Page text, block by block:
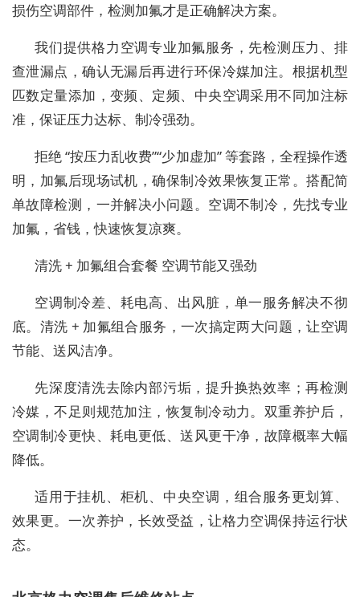
损伤空调部件，检测加氟才是正确解决方案。
我们提供格力空调专业加氟服务，先检测压力、排
查泄漏点，确认无漏后再进行环保冷媒加注。根据机型
匹数定量添加，变频、定频、中央空调采用不同加注标
准，保证压力达标、制冷强劲。
拒绝 “按压力乱收费”“少加虚加” 等套路，全程操作透
明，加氟后现场试机，确保制冷效果恢复正常。搭配简
单故障检测，一并解决小问题。空调不制冷，先找专业
加氟，省钱，快速恢复凉爽。
清洗 + 加氟组合套餐 空调节能又强劲
空调制冷差、耗电高、出风脏，单一服务解决不彻
底。清洗 + 加氟组合服务，一次搞定两大问题，让空调
节能、送风洁净。
先深度清洗去除内部污垢，提升换热效率；再检测
冷媒，不足则规范加注，恢复制冷动力。双重养护后，
空调制冷更快、耗电更低、送风更干净，故障概率大幅
降低。
适用于挂机、柜机、中央空调，组合服务更划算、
效果更。一次养护，长效受益，让格力空调保持运行状
态。